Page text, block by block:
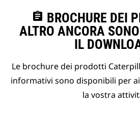
assignment BROCHURE DEI
ALTRO ANCORA
IL
Le brochure dei prodotti
informativi sono disponibili per
la vostra